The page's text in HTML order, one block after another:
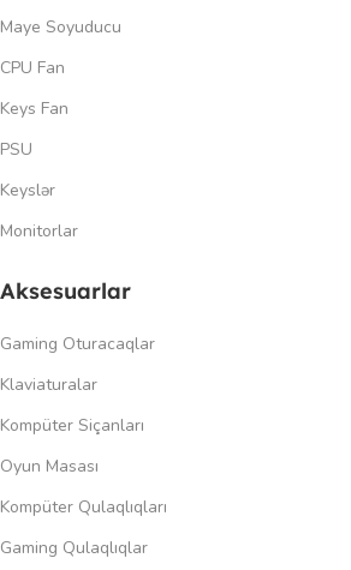
Maye Soyuducu
CPU Fan
Keys Fan
PSU
Keyslər
Monitorlar
Aksesuarlar
Gaming Oturacaqlar
Klaviaturalar
Kompüter Siçanları
Oyun Masası
Kompüter Qulaqlıqları
Gaming Qulaqlıqlar